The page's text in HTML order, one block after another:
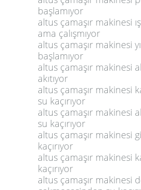
başlamıyor
altus çamaşır makinesi
ama çalışmıyor
altus çamaşır makinesi
başlamıyor
altus çamaşır makinesi
akıtıyor
altus çamaşır makinesi
su kaçırıyor
altus çamaşır makinesi
su kaçırıyor
altus çamaşır makinesi
kaçırıyor
altus çamaşır makinesi
kaçırıyor
altus çamaşır makinesi